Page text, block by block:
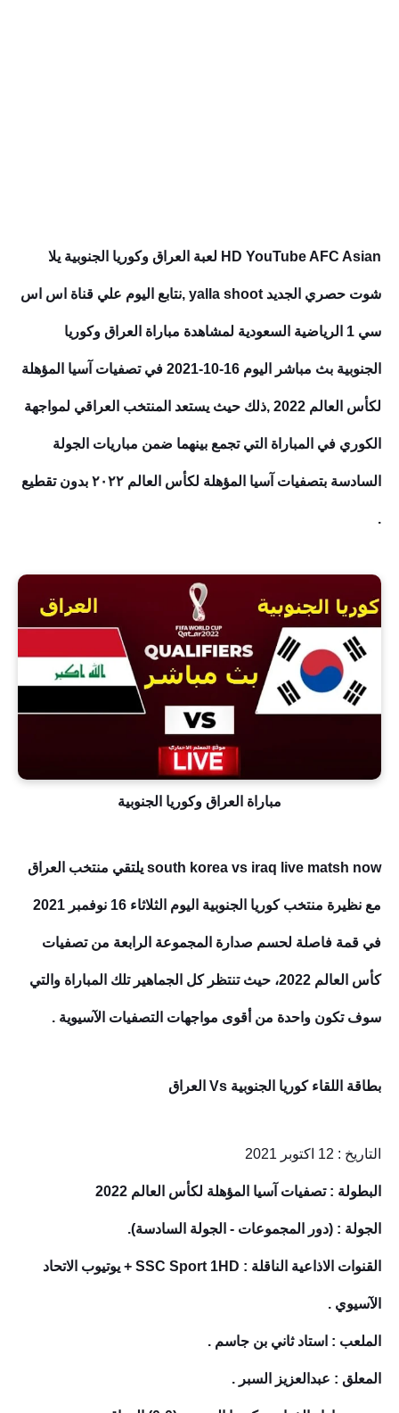
HD YouTube AFC Asian لعبة العراق وكوريا الجنوبية يلا
شوت حصري الجديد yalla shoot ,نتابع اليوم علي قناة اس اس
سي 1 الرياضية السعودية لمشاهدة مباراة العراق وكوريا
الجنوبية بث مباشر اليوم 16-10-2021 في تصفيات آسيا المؤهلة
لكأس العالم 2022 ,ذلك حيث يستعد المنتخب العراقي لمواجهة
الكوري في المباراة التي تجمع بينهما ضمن مباريات الجولة
السادسة بتصفيات آسيا المؤهلة لكأس العالم ٢٠٢٢ بدون تقطيع
.
مباراة العراق وكوريا الجنوبية
south korea vs iraq live matsh now يلتقي منتخب العراق
مع نظيرة منتخب كوريا الجنوبية اليوم الثلاثاء 16 نوفمبر 2021
في قمة فاصلة لحسم صدارة المجموعة الرابعة من تصفيات
كأس العالم 2022، حيث تنتظر كل الجماهير تلك المباراة والتي
سوف تكون واحدة من أقوى مواجهات التصفيات الآسيوية .
بطاقة اللقاءكوريا الجنوبية
التاريخ : 12 اكتوبر 2021
البطولة : تصفيات آسيا المؤهلة لكأس العالم 2022
الجولة : (دور المجموعات - الجولة السادسة).
القنوات الاذاعية الناقلة : SSC Sport 1HD + يوتيوب الاتحاد
الآسيوي .
الملعب : استاد ثاني بن جاسم .
المعلق : عبدالعزيز السبر .